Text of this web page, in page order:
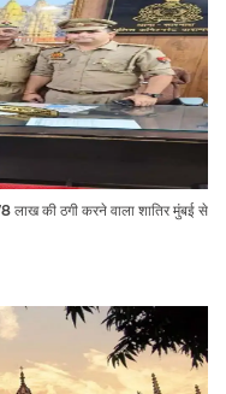
लाख की ठगी करने वाला शातिर मुंबई से